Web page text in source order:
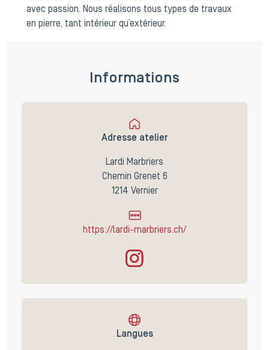
avec passion. Nous réalisons tous types de travaux
en pierre, tant intérieur qu’extérieur.
Informations
Adresse atelier
Lardi Marbriers
Chemin Grenet 6
1214 Vernier
https://lardi-marbriers.ch/
Langues